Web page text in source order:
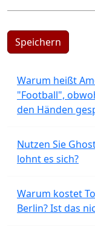
Speichern
Warum heißt
"Football",
den Händen
Nutzen Sie
lohnt es sich?
Warum kostet
Berlin? Ist das